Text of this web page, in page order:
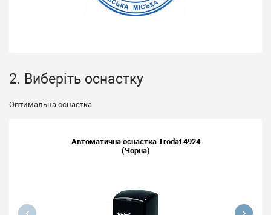
2. Виберіть оснастку
Оптимальна оснастка
Автоматична оснастка Trodat 4924
(Чорна)